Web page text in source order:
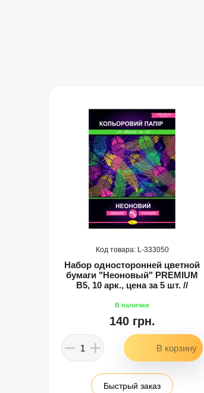
333050
Набор односторонней цветной
бумаги "Неоновый" PREMIUM
В5, 10 арк., цена за 5 шт. //
140 грн.
Быстрый заказ